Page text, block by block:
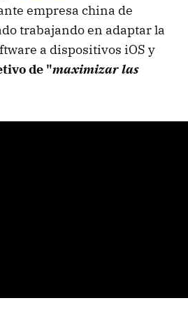
empresa china de
trabajando en adaptar la
a dispositivos iOS y
de "maximizar las